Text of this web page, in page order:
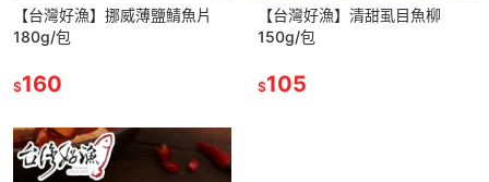
【台灣好漁】挪威薄鹽鯖魚片
180g/包
$160
【台灣好漁】清甜虱目魚柳
150g/包
$105